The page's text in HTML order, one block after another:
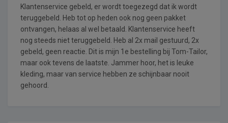
Klantenservice gebeld, er wordt toegezegd dat ik wordt
teruggebeld. Heb tot op heden ook nog geen pakket
ontvangen, helaas al wel betaald. Klantenservice heeft
nog steeds niet teruggebeld. Heb al 2x mail gestuurd, 2x
gebeld, geen reactie. Dit is mijn 1e bestelling bij Tom-Tailor,
maar ook tevens de laatste. Jammer hoor, het is leuke
kleding, maar van service hebben ze schijnbaar nooit
gehoord.